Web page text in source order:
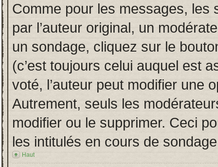
Comme pour les messages, les
par l’auteur original, un
un sondage, cliquez sur le
(c’est toujours celui auquel est
voté, l’auteur peut modifier une
Autrement, seuls les
modifier ou le supprimer. Ceci
les intitulés en cours de
Haut